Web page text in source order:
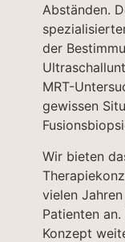
Abständen.
der
MRT-
gewissen
Wir bieten
vielen
Patienten
Konzept